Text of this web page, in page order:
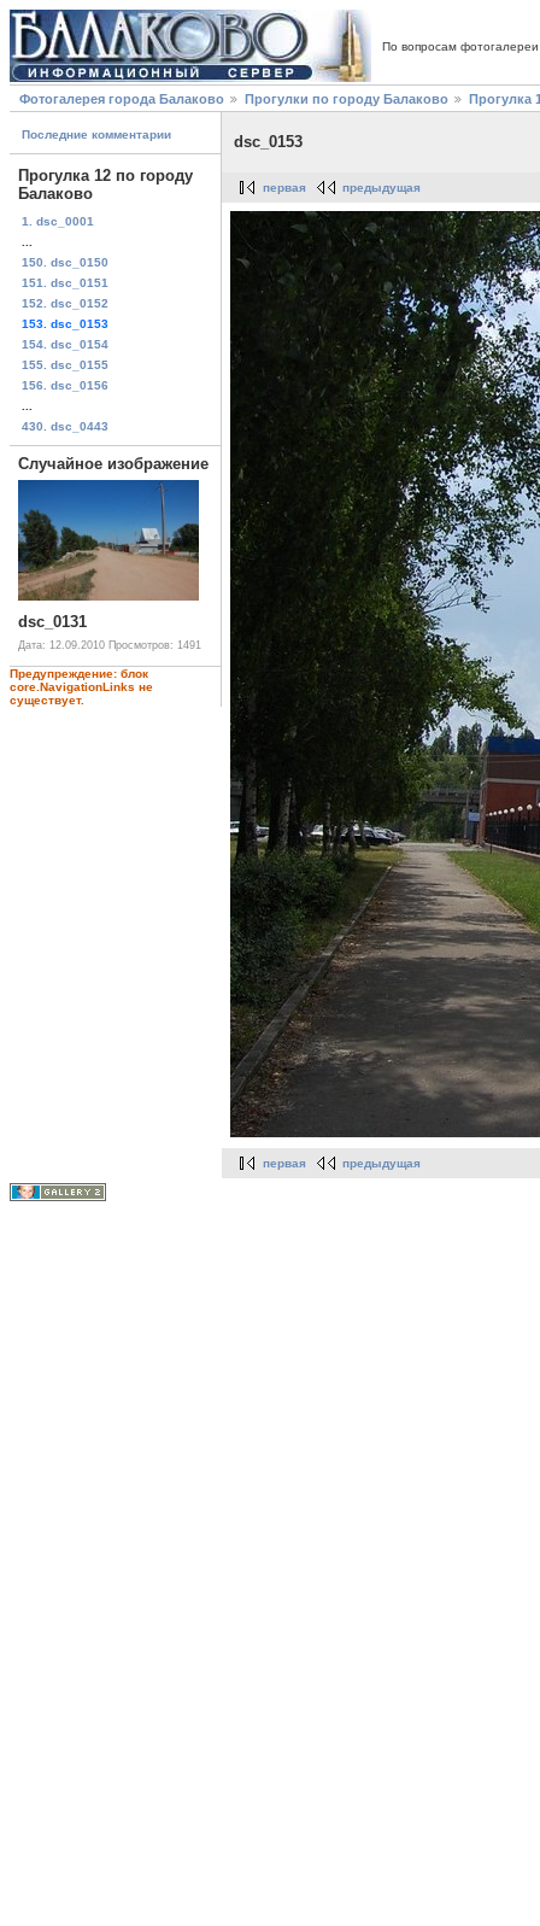
По вопросам
Фотогалерея города Балаково Прогулки по городу Балаково Прогулка
Последние комментарии
Прогулка 12 по городу
Балаково
1. dsc_0001
150. dsc_0150
151. dsc_0151
152. dsc_0152
153. dsc_0153
154. dsc_0154
155. dsc_0155
156. dsc_0156
430. dsc_0443
Случайное изображение
dsc_0131
Дата: 12.09.2010 Просмотров: 1491
Предупреждение: блок
core.NavigationLinks не
существует.
dsc_0153
первая предыдущая
первая предыдущая